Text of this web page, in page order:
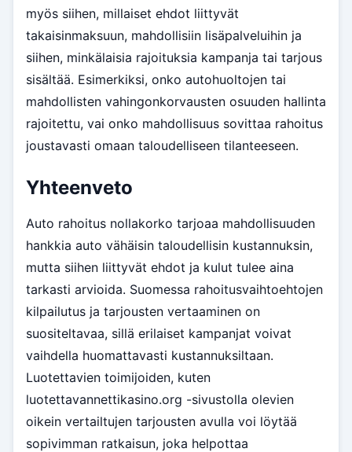
myös siihen, millaiset ehdot liittyvät
takaisinmaksuun, mahdollisiin lisäpalveluihin ja
siihen, minkälaisia rajoituksia kampanja tai tarjous
sisältää. Esimerkiksi, onko autohuoltojen tai
mahdollisten vahingonkorvausten osuuden hallinta
rajoitettu, vai onko mahdollisuus sovittaa rahoitus
joustavasti omaan taloudelliseen tilanteeseen.
Yhteenveto
Auto rahoitus nollakorko tarjoaa mahdollisuuden
hankkia auto vähäisin taloudellisin kustannuksin,
mutta siihen liittyvät ehdot ja kulut tulee aina
tarkasti arvioida. Suomessa rahoitusvaihtoehtojen
kilpailutus ja tarjousten vertaaminen on
suositeltavaa, sillä erilaiset kampanjat voivat
vaihdella huomattavasti kustannuksiltaan.
Luotettavien toimijoiden, kuten
luotettavannettikasino.org -sivustolla olevien
oikein vertailtujen tarjousten avulla voi löytää
sopivimman ratkaisun, joka helpottaa